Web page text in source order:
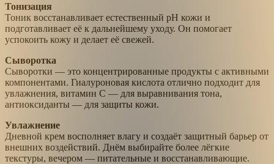
Тонизация
Тоник восстанавливает естественный pH кожи и
подготавливает её к дальнейшему уходу. Он помогает
успокоить кожу и делает её свежей.
Сыворотка
Сыворотки — это концентрированные продукты с активными
компонентами. Гиалуроновая кислота отлично подходит для
увлажнения, витамин C — для выравнивания тона,
антиоксиданты — для защиты кожи.
Увлажнение
Дневной крем восполняет влагу и создаёт защитный барьер от
внешних воздействий. Днём выбирайте более лёгкие
текстуры, вечером — питательные и восстанавливающие.